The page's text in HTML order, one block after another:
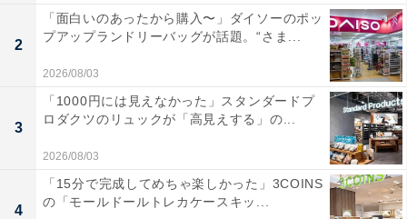
2
「面白いのあったから購入〜」ダイソーのポッ
プアップランドリーバッグが話題。“さま...
2026/08/03
3
「1000円には見えなかった」スタンダードプ
ロダクツのリュックが「高見えする」の...
2026/08/03
4
「15分で完成してめちゃ楽しかった」3COINS
の「モールドールトレカケースキッ...